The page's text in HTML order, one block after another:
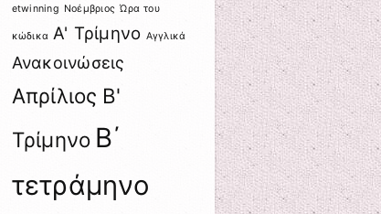
etwinning Nοέμβριος Ώρα του
κώδικα Α' Τρίμηνο Αγγλικά
Ανακοινώσεις
Απρίλιος Β'
Τρίμηνο Β΄
τετράμηνο